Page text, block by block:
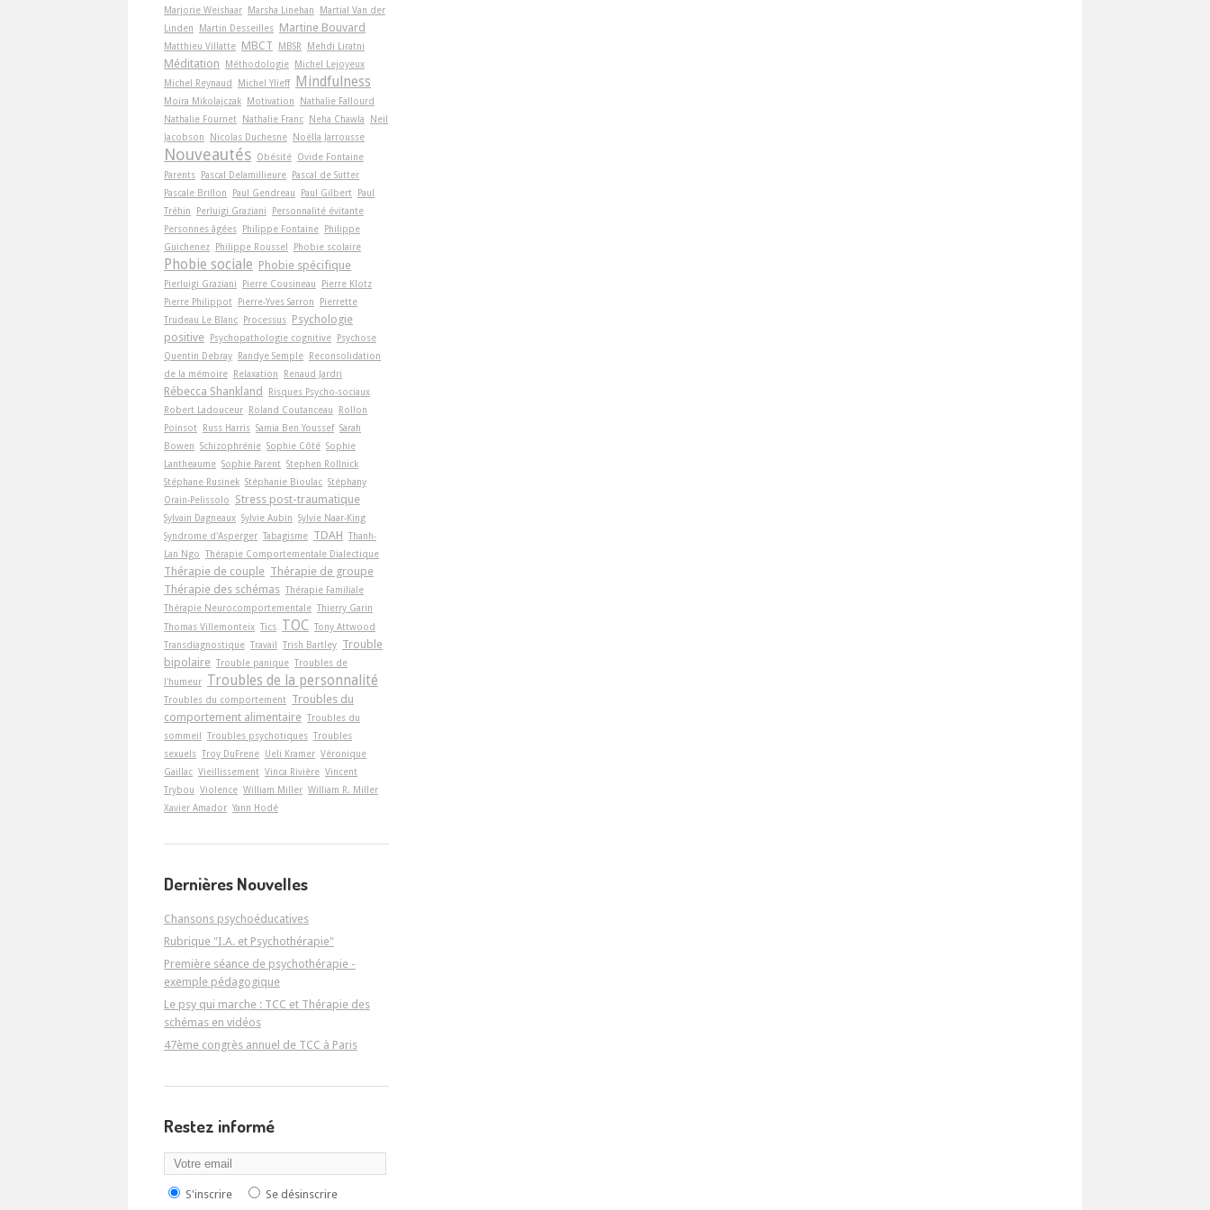
Marjorie Weishaar Marsha Linehan
Martial Van der
Linden
Martin Desseilles Martine Bouvard
Matthieu Villatte MBCT MBSR Mehdi Liratni
Méditation Méthodologie Michel Lejoyeux
Michel Reynaud
Michel Ylieff Mindfulness
Moïra Mikolajczak Motivation
Nathalie Fallourd
Nathalie Fournet Nathalie Franc Neha Chawla
Neil
Jacobson
Nicolas Duchesne Noëlla Jarrousse
Nouveautés Obésité Ovide Fontaine
Parents Pascal Delamillieure Pascal de Sutter
Pascale Brillon
Paul Gendreau Paul Gilbert Paul
Tréhin
Perluigi Graziani
Personnalité évitante
Personnes âgées Philippe Fontaine Philippe
Guichenez Philippe Roussel Phobie scolaire
Phobie sociale Phobie spécifique
Pierluigi Graziani Pierre Cousineau
Pierre Klotz
Pierre Philippot Pierre-Yves Sarron
Pierrette
Trudeau Le Blanc Processus Psychologie
positive Psychopathologie cognitive Psychose
Quentin Debray Randye Semple Reconsolidation
de la mémoire Relaxation Renaud Jardri
Rébecca Shankland
Risques Psycho-sociaux
Robert Ladouceur Roland Coutanceau
Rollon
Poinsot Russ Harris Samia Ben Youssef Sarah
Bowen Schizophrénie Sophie Côté Sophie
Lantheaume Sophie Parent Stephen Rollnick
Stéphane Rusinek Stéphanie Bioulac Stéphany
Orain-Pelissolo
Stress post-traumatique
Sylvain Dagneaux Sylvie Aubin Sylvie Naar-King
Syndrome d'Asperger Tabagisme TDAH Thanh-
Lan Ngo Thérapie Comportementale Dialectique
Thérapie de couple Thérapie de groupe
Thérapie des schémas Thérapie Familiale
Thérapie Neurocomportementale Thierry Garin
Thomas Villemonteix Tics TOC Tony Attwood
Transdiagnostique Travail Trish Bartley Trouble
bipolaire Trouble panique Troubles de
l'humeur Troubles de la personnalité
Troubles du comportement Troubles du
comportement alimentaire Troubles du
sommeil Troubles psychotiques Troubles
sexuels Troy DuFrene Ueli Kramer Véronique
Gaillac Vieillissement Vinca Rivière Vincent
Trybou Violence William Miller William R. Miller
Xavier Amador Yann Hodé
Dernières Nouvelles
Chansons psychoéducatives
Rubrique "I.A. et Psychothérapie"
Première séance de psychothérapie -
exemple pédagogique
Le psy qui marche : TCC et Thérapie des
schémas en vidéos
47ème congrès annuel de TCC à Paris
Restez informé
S'inscrire Se désinscrire